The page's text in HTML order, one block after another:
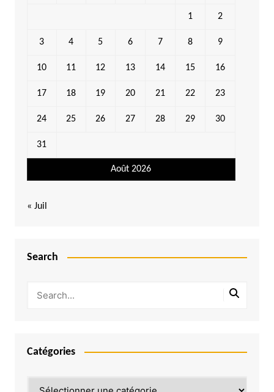
Août 2026
1 2
3 4 5 6 7 8 9
10 11 12 13 14 15 16
17 18 19 20 21 22 23
24 25 26 27 28 29 30
31
« Juil
Search
Catégories